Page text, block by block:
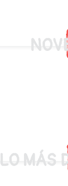
LO MÁS